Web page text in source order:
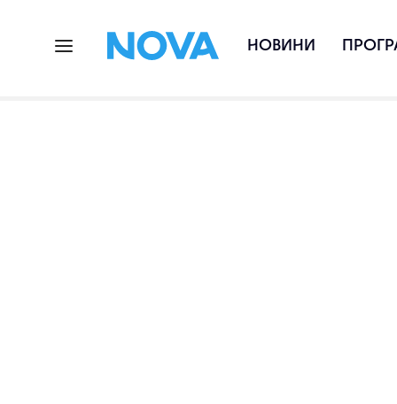
НОВИНИ